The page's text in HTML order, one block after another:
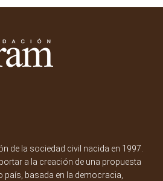
de la sociedad civil nacida en 1997.
a la creación de una propuesta
país, basada en la democracia,